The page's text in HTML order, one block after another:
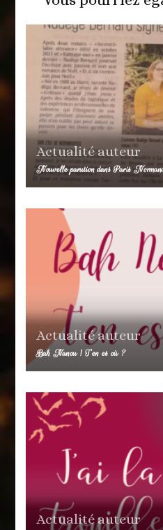
Actualité auteur
Nouvelle parution dans Paris
Actualité auteur
Bah Nanou ! T’en es où ?
Actualité auteur